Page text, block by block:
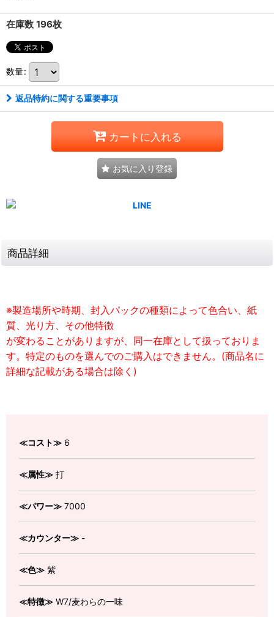
在庫数 196枚
数量:
返品特約に関する重要事項
カートに入れる
お気に入り登録
商品詳細
※製造場所や時期、封入パックの種類によって色合い、紙
質、光り方、その他特徴
が変わることがありますが、同一在庫として扱っておりま
す。特定のものを選んでのご購入はできません。(商品名に
詳細な記載がある場合は除く)
≪コスト≫ 6
≪属性≫ 打
≪パワー≫ 7000
≪カウンター≫ -
≪色≫ 紫
≪特徴≫ W7/麦わらの一味